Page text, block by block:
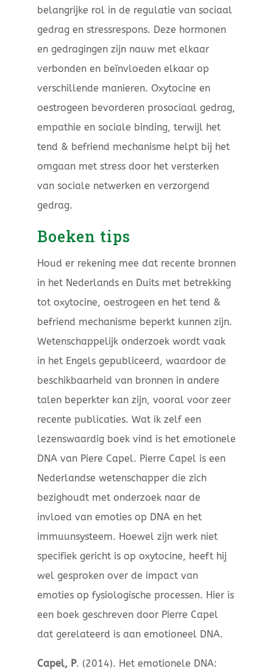
belangrijke rol in de regulatie van sociaal
gedrag en stressrespons. Deze hormonen
en gedragingen zijn nauw met elkaar
verbonden en beïnvloeden elkaar op
verschillende manieren. Oxytocine en
oestrogeen bevorderen prosociaal gedrag,
empathie en sociale binding, terwijl het
tend & befriend mechanisme helpt bij het
omgaan met stress door het versterken
van sociale netwerken en verzorgend
gedrag.
Boeken tips
Houd er rekening mee dat recente bronnen
in het Nederlands en Duits met betrekking
tot oxytocine, oestrogeen en het tend &
befriend mechanisme beperkt kunnen zijn.
Wetenschappelijk onderzoek wordt vaak
in het Engels gepubliceerd, waardoor de
beschikbaarheid van bronnen in andere
talen beperkter kan zijn, vooral voor zeer
recente publicaties. Wat ik zelf een
lezenswaardig boek vind is het emotionele
DNA van Piere Capel. Pierre Capel is een
Nederlandse wetenschapper die zich
bezighoudt met onderzoek naar de
invloed van emoties op DNA en het
immuunsysteem. Hoewel zijn werk niet
specifiek gericht is op oxytocine, heeft hij
wel gesproken over de impact van
emoties op fysiologische processen. Hier is
een boek geschreven door Pierre Capel
dat gerelateerd is aan emotioneel DNA.
Capel, P. (2014). Het emotionele DNA: